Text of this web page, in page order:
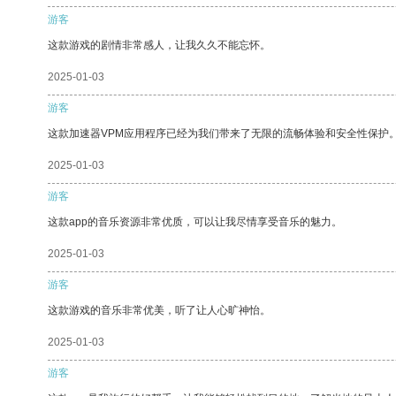
游客
这款游戏的剧情非常感人，让我久久不能忘怀。
2025-01-03
游客
这款加速器VPM应用程序已经为我们带来了无限的流畅体验和安全性保护
2025-01-03
游客
这款app的音乐资源非常优质，可以让我尽情享受音乐的魅力。
2025-01-03
游客
这款游戏的音乐非常优美，听了让人心旷神怡。
2025-01-03
游客